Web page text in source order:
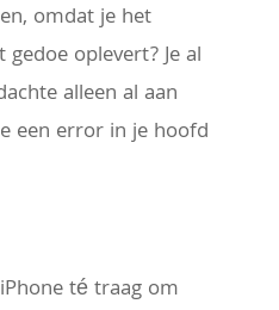
omdat je het
oplevert? Je al
alleen al aan
een error in je hoofd
té traag om